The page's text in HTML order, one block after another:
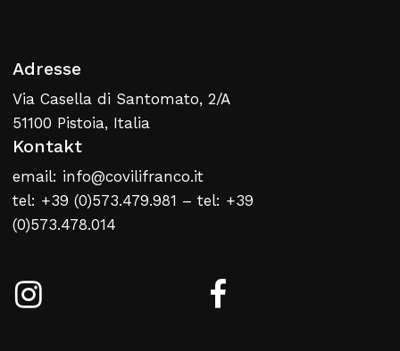
Adresse
Via Casella di Santomato, 2/A
51100 Pistoia, Italia
Kontakt
email: info@covilifranco.it
tel: +39 (0)573.479.981 – tel: +39
(0)573.478.014